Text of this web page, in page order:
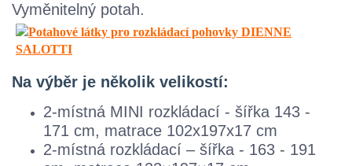
Vyměnitelný potah.
Na výběr je několik velikostí:
2-místná MINI rozkládací - šířka 143 -
171 cm, matrace 102x197x17 cm
2-místná rozkládací – šířka - 163 - 191